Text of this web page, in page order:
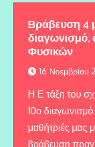
Βράβευση 4
Φυσικών
16 Νοεμβρίου
Η Ε τάξη του
10ο
μαθήτριές μας
βράβευση